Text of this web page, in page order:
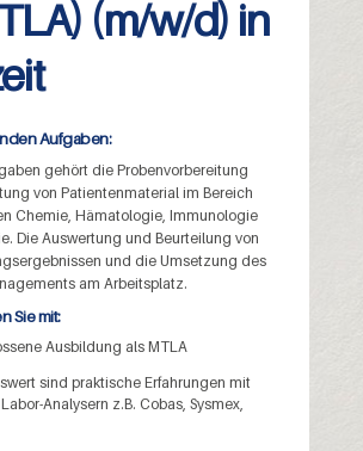
(m/w/d) in
Aufgaben:
gehört die Probenvorbereitung
von Patientenmaterial im Bereich
Chemie, Hämatologie, Immunologie
Die Auswertung und Beurteilung von
und die Umsetzung des
am Arbeitsplatz.
Sie mit:
Ausbildung als MTLA
sind praktische Erfahrungen mit
Analysern z.B. Cobas, Sysmex,